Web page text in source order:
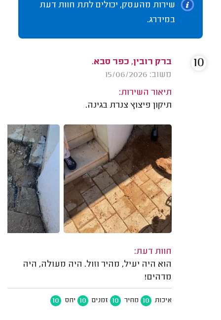
שירות מהעסק, יכולים לתת חוות דעת
במידרג.
ברק רובין, כפר סבא.
משוב: 15/06/2026
תיאור השירות:
תיקון פיצוץ צנרת בגינה.
חוות דעת:
הוא היה יעיל, מהיר וזול. היה מעולה, היה
מדהים!
איכות 10 מחיר 10 זמנים 10 יחס 10
10